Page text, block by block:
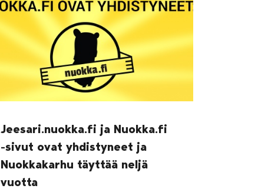
Jeesari.nuokka.fi ja Nuokka.fi
-sivut ovat yhdistyneet ja
Nuokkakarhu täyttää neljä
vuotta